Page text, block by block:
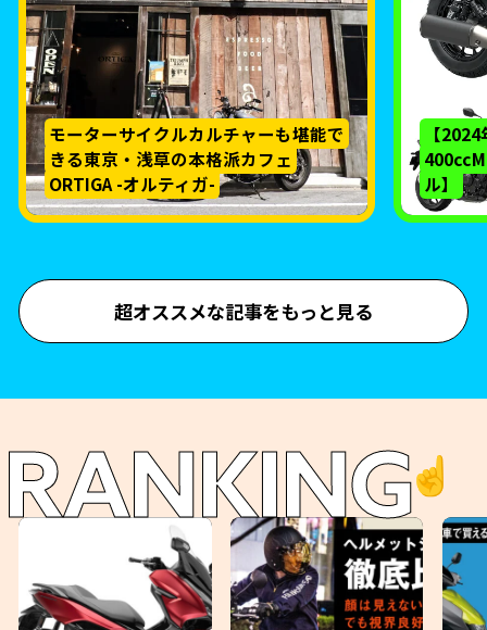
モーターサイクルカルチャーも堪能で
きる東京・浅草の本格派カフェ
ORTIGA -オルティガ-
【
ル】
超オススメな記事をもっと見る
RANKING☝️